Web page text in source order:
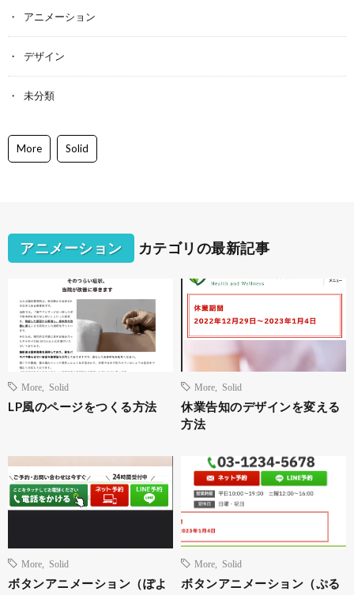
アニメーション
デザイン
未分類
More Solid
アニメーション カテゴリの最新記事
More Solid
LP風のページをつくる方法
More Solid
休業告知のデザインを変える
方法
More Solid
ボタンアニメーション（ぽよ
More Solid
ボタンアニメーション（ぷる